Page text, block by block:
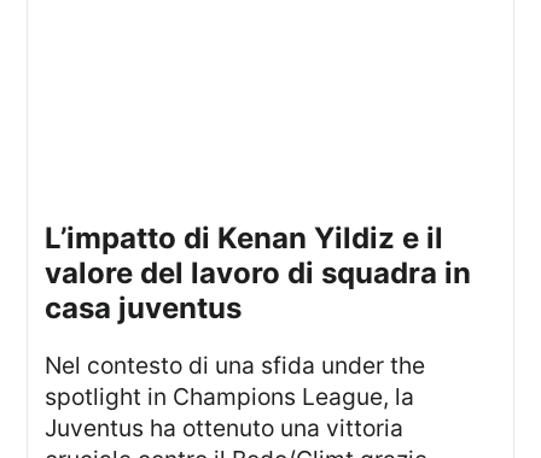
l’impatto di Kenan Yildiz e il
valore del lavoro di squadra in
casa juventus
Nel contesto di una sfida under the
spotlight in Champions League, la
Juventus ha ottenuto una vittoria